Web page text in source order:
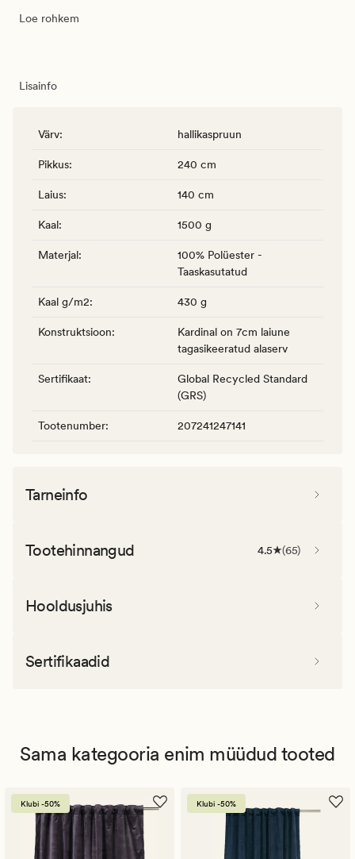
Loe rohkem
Lisainfo
Värv: hallikaspruun
Pikkus: 240 cm
Laius: 140 cm
Kaal: 1500 g
Materjal:
100% Polüester -
Taaskasutatud
Kaal g/m2: 430 g
Konstruktsioon:
Kardinal on 7cm laiune
tagasikeeratud alaserv
Sertifikaat:
Global Recycled Standard
(GRS)
Tootenumber: 207241247141
Tarneinfo
Tootehinnangud 4.5 (65)
Hooldusjuhis
Sertifikaadid
Sama kategooria enim müüdud tooted
Klubi -50% Klubi -50%